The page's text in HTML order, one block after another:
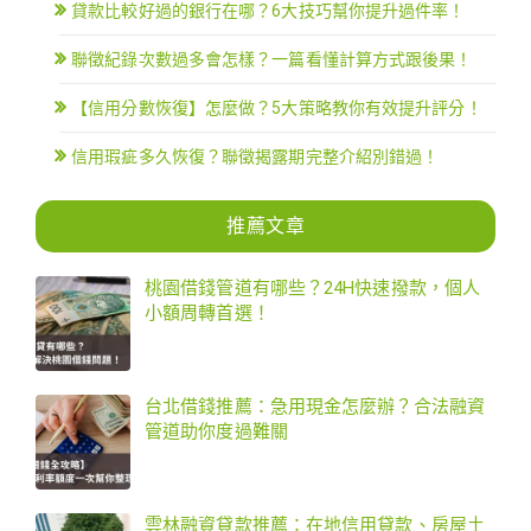
貸款比較好過的銀行在哪？6大技巧幫你提升過件率！
聯徵紀錄次數過多會怎樣？一篇看懂計算方式跟後果！
【信用分數恢復】怎麼做？5大策略教你有效提升評分！
信用瑕疵多久恢復？聯徵揭露期完整介紹別錯過！
推薦文章
桃園借錢管道有哪些？24H快速撥款，個人
小額周轉首選！
台北借錢推薦：急用現金怎麼辦？合法融資
管道助你度過難關
雲林融資貸款推薦：在地信用貸款、房屋土